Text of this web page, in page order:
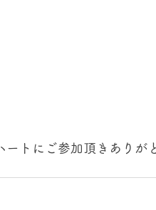
トにご参加頂きありが